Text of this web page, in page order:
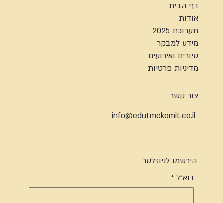
דף הבית
אודות
תערוכת 2025
מידע למבקר
סיורים ואירועים
מדיניות פרטיות
צור קשר
info@edutmekomit.co.il
הירשמו לניוזלטר
דוא"ל *